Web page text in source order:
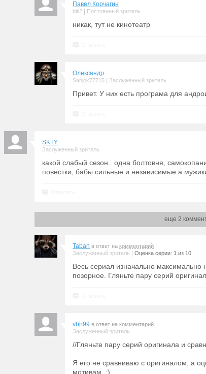
Павел Корчагин
bitl2 Постоянный зритель
никак, тут не кинотеатр
Олександр
Sanjok77715 Заслуженный зритель
Привет. У них есть програма для
SKTY
Заслуженный зритель
какой слабый сезон.. одна болтовня,
повестки, бабы сильные и независимые а
еще 2
Tabah в ответ на комментарий
Заслуженный зритель
Оценка серии: 1 из 10
Весь сериал изначально максимально
позорное. Гляньте пару серий
vbh99 в ответ на комментарий
Заслуженный зритель
//Гляньте пару серий оригинала и
Я его не сравниваю с оригиналом, а
мотивам. :)